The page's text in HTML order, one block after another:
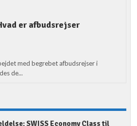
er afbudsrejser
med begrebet afbudsrejser i
de...
SWISS Economy Class til